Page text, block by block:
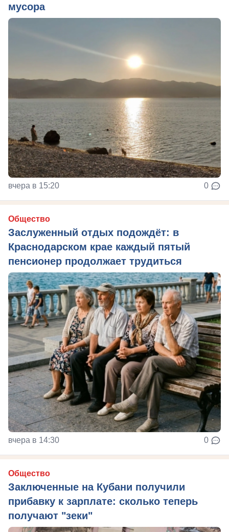
мусора
вчера в 15:20 0
Общество
Заслуженный отдых подождёт: в
Краснодарском крае каждый пятый
пенсионер продолжает трудиться
вчера в 14:30 0
Общество
Заключенные на Кубани получили
прибавку к зарплате: сколько теперь
получают "зеки"